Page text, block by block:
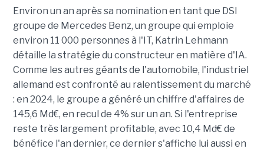
Environ un an après sa nomination en tant que DSI
groupe de Mercedes Benz, un groupe qui emploie
environ 11 000 personnes à l'IT, Katrin Lehmann
détaille la stratégie du constructeur en matière d'IA.
Comme les autres géants de l'automobile, l'industriel
allemand est confronté au ralentissement du marché
: en 2024, le groupe a généré un chiffre d'affaires de
145,6 Md€, en recul de 4% sur un an. Si l'entreprise
reste très largement profitable, avec 10,4 Md€ de
bénéfice l'an dernier, ce dernier s'affiche lui aussi en